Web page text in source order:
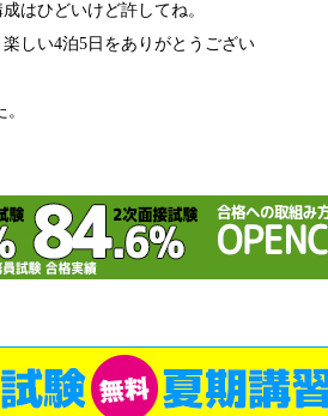
はひどいけど許してね。
しい4泊5日をありがとうござい